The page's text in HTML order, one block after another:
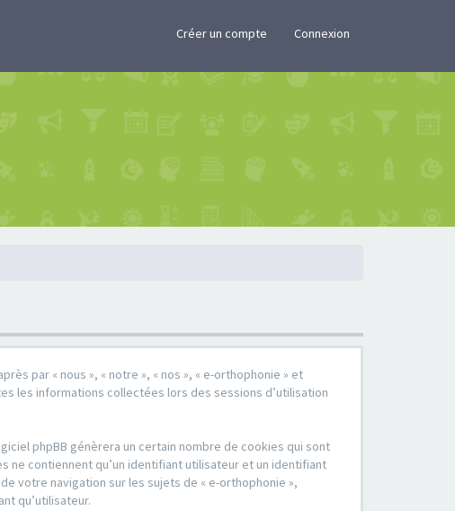
Créer un compte Connexion
par « nous », « notre », « nos », « e-orthophonie » et
les informations collectées lors des sessions d’utilisation
phpBB génèrera un certain nombre de cookies qui sont
contiennent qu’un identifiant utilisateur et un identifiant
votre navigation sur les sujets de « e-orthophonie »,
qu’utilisateur.